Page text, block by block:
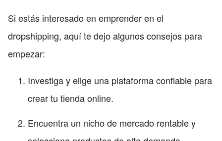
Si estás interesado en emprender en el
dropshipping, aquí te dejo algunos consejos para
empezar:
Investiga y elige una plataforma confiable para
crear tu tienda online.
Encuentra un nicho de mercado rentable y